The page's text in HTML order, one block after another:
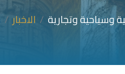
الاخبار وسياحية وتجارية